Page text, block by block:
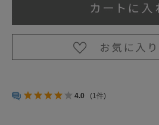
4.0
(1件)